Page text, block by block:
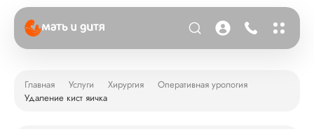
Главная Услуги Хирургия
Оперативная урология
Удаление кист яичка